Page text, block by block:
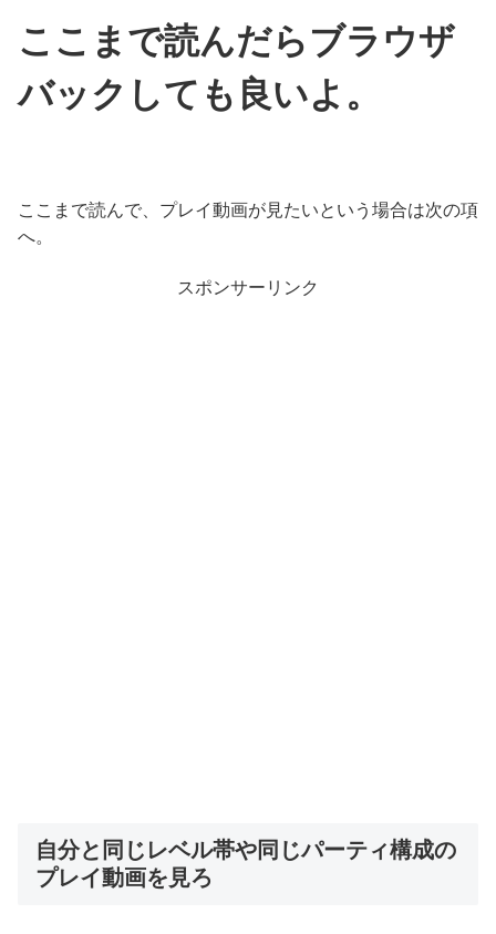
ここまで読んだらブラウザ
バックしても良いよ。
ここまで読んで、プレイ動画が見たいという場合は次の項
へ。
スポンサーリンク
自分と同じレベル帯や同じパーティ構成の
プレイ動画を見ろ